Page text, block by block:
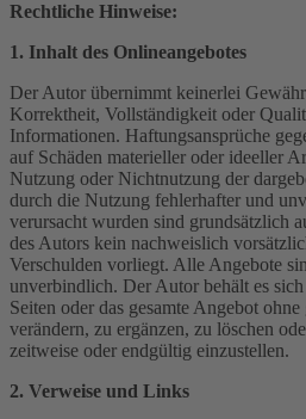
Rechtliche Hinweise:
1. Inhalt des Onlineangebotes
Der Autor übernimmt keinerlei
Korrektheit, Vollständigkeit oder
Informationen. Haftungsansprüche
auf Schäden materieller oder ideeller
Nutzung oder Nichtnutzung der
durch die Nutzung fehlerhafter und
verursacht wurden sind grundsätzlich
des Autors kein nachweislich
Verschulden vorliegt. Alle Angebote
unverbindlich. Der Autor behält es
Seiten oder das gesamte Angebot
verändern, zu ergänzen, zu löschen
zeitweise oder endgültig einzustellen.
2. Verweise und Links